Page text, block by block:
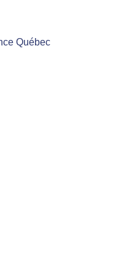
Québec